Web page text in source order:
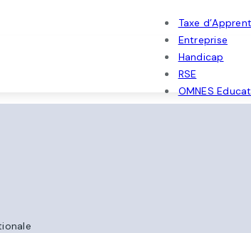
Taxe
Entreprise
Handicap
RSE
OMNES